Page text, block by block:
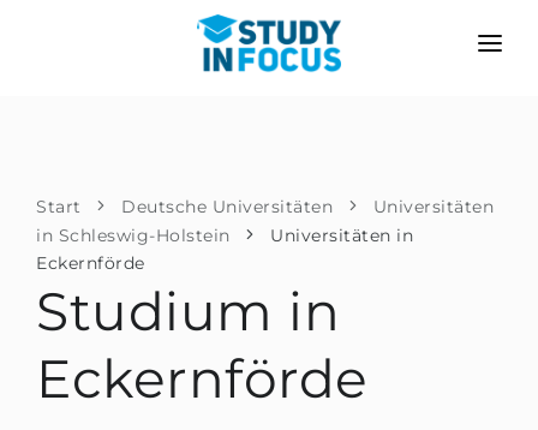
Bachelor & Master
Propädeutikum
SPRACHSCHULEN
SZENARIEN
Nach der Schule bewerben
Hochschulwechsel
Master in Deutschland
Zweitstudium
METHODIK
LEISTUNGEN
Start Deutsche Universitäten
Universitäten
in Schleswig-Holstein
Universitäten in
Eckernförde
Studium in
Eckernförde